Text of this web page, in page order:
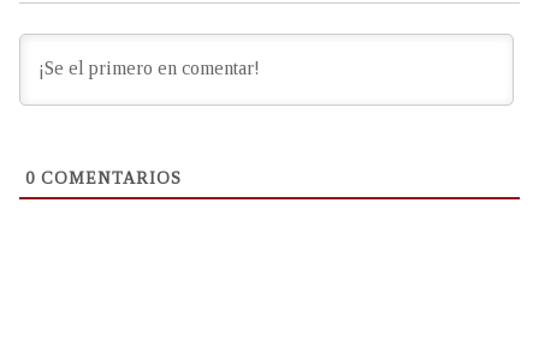
0 COMENTARIOS